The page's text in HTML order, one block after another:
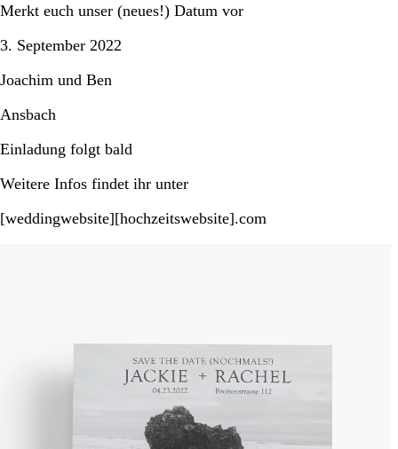
Merkt euch unser (neues!) Datum vor
3. September 2022
Joachim und Ben
Ansbach
Einladung folgt bald
Weitere Infos findet ihr unter
[weddingwebsite][hochzeitswebsite].com